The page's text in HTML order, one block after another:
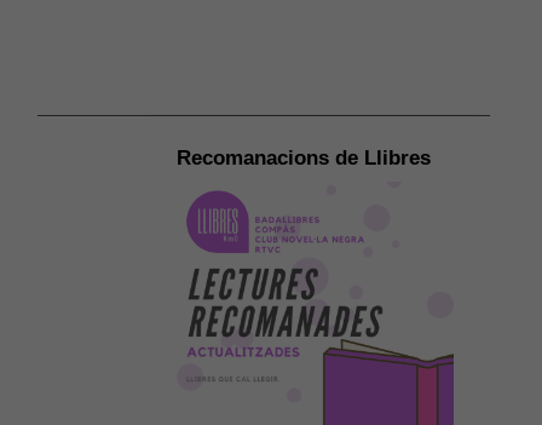
Recomanacions de Llibres